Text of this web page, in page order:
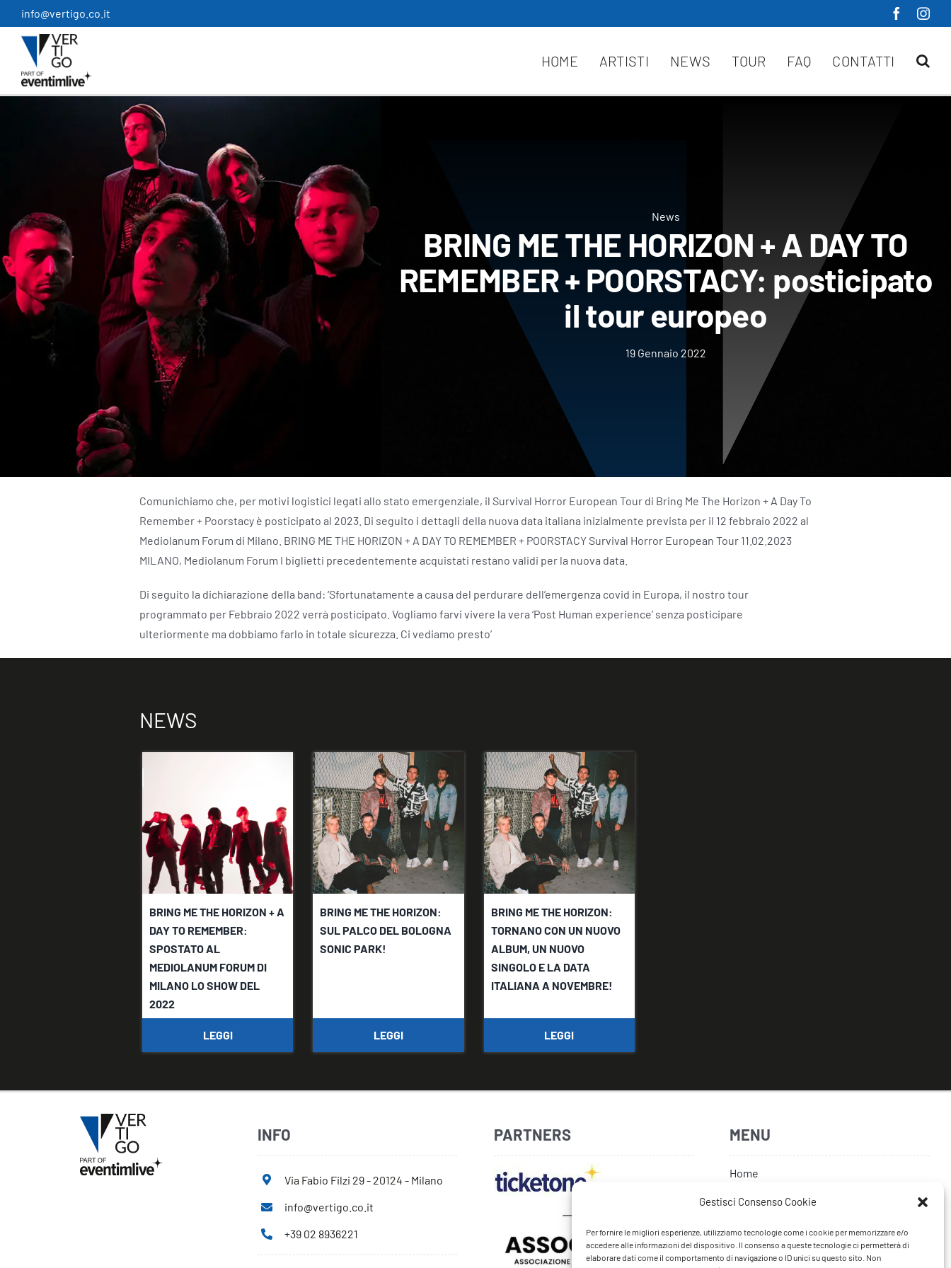
Gestisci Consenso Cookie
Per fornire le migliori esperienze, utilizziamo tecnologie come i cookie per memorizzare e/o
accedere alle informazioni del dispositivo. Il consenso a queste tecnologie ci permetterà di
elaborare dati come il comportamento di navigazione o ID unici su questo sito. Non
Salta
al
contenuto
info@vertigo.co.it
HOME ARTISTI NEWS TOUR FAQ CONTATTI
News
BRING ME THE HORIZON + A DAY TO
REMEMBER + POORSTACY: posticipato
il tour europeo
19 Gennaio 2022
Comunichiamo che, per motivi logistici legati allo stato emergenziale, il Survival Horror European Tour di Bring Me The Horizon + A Day To
Remember + Poorstacy è posticipato al 2023. Di seguito i dettagli della nuova data italiana inizialmente prevista per il 12 febbraio 2022 al
Mediolanum Forum di Milano. BRING ME THE HORIZON + A DAY TO REMEMBER + POORSTACY Survival Horror European Tour 11.02.2023
MILANO, Mediolanum Forum I biglietti precedentemente acquistati restano validi per la nuova data.
Di seguito la dichiarazione della band: ‘Sfortunatamente a causa del perdurare dell’emergenza covid in Europa, il nostro tour
programmato per Febbraio 2022 verrà posticipato. Vogliamo farvi vivere la vera ‘Post Human experience’ senza posticipare
ulteriormente ma dobbiamo farlo in totale sicurezza. Ci vediamo presto’
NEWS
BRING ME THE HORIZON + A
DAY TO REMEMBER:
SPOSTATO AL
MEDIOLANUM FORUM DI
MILANO LO SHOW DEL
2022
LEGGI
BRING ME THE HORIZON:
SUL PALCO DEL BOLOGNA
SONIC PARK!
LEGGI
BRING ME THE HORIZON:
TORNANO CON UN NUOVO
ALBUM, UN NUOVO
SINGOLO E LA DATA
ITALIANA A NOVEMBRE!
LEGGI
INFO
Via Fabio Filzi 29 - 20124 - Milano
info@vertigo.co.it
+39 02 8936221
PARTNERS MENU
Home
Artisti
Tour